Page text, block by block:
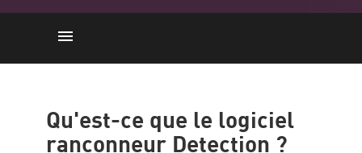
Détection précoce
Techniques de détection
Qu'est-ce que le logiciel
rançonneur Detection ?